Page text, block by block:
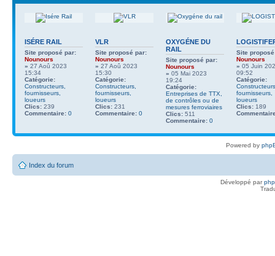
ISÉRE RAIL
Site proposé par:
Nounours
» 27 Aoû 2023
15:34
Catégorie:
Constructeurs,
fournisseurs,
loueurs
Clics: 239
Commentaire: 0
VLR
Site proposé par:
Nounours
» 27 Aoû 2023
15:30
Catégorie:
Constructeurs,
fournisseurs,
loueurs
Clics: 231
Commentaire: 0
OXYGÉNE DU
RAIL
Site proposé par:
Nounours
» 05 Mai 2023
19:24
Catégorie:
Entreprises de TTX,
de contrôles ou de
mesures ferroviaires
Clics: 511
Commentaire: 0
Site
Nounours
» 05 Juin
09:52
Catégorie:
fournisseurs,
loueurs
Clics: 189
Powered by
Index du forum
Développé par